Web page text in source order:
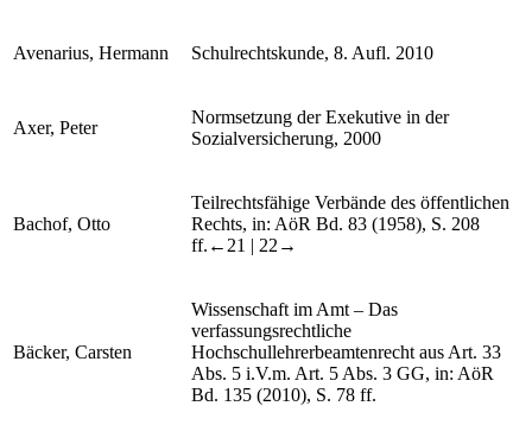
Avenarius, Hermann Schulrechtskunde, 8. Aufl. 2010
Axer, Peter
Normsetzung der Exekutive in der
Sozialversicherung, 2000
Bachof, Otto
Teilrechtsfähige Verbände des öffentlichen
Rechts, in: AöR Bd. 83 (1958), S. 208
ff. ←21 | 22→
Bäcker, Carsten
Wissenschaft im Amt – Das
verfassungsrechtliche
Hochschullehrerbeamtenrecht aus Art. 33
Abs. 5 i.V.m. Art. 5 Abs. 3 GG, in: AöR
Bd. 135 (2010), S. 78 ff.